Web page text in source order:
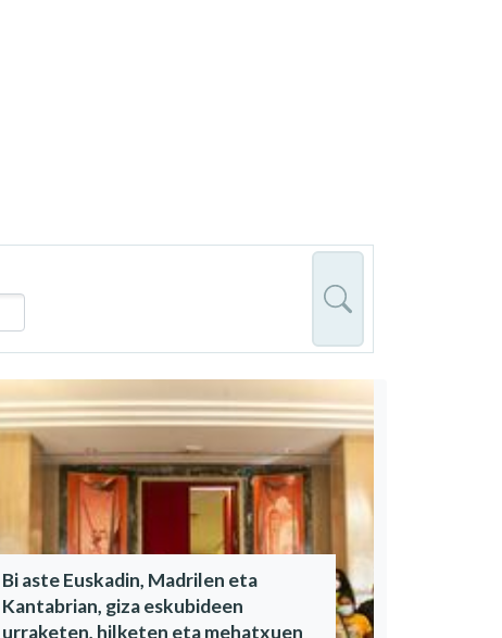
Bi aste Euskadin, Madrilen eta
Kantabrian, giza eskubideen
urraketen, hilketen eta mehatxuen